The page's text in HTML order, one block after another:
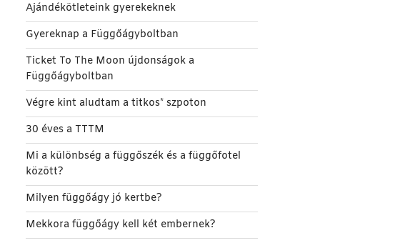
Ajándékötleteink gyerekeknek
Gyereknap a Függőágyboltban
Ticket To The Moon újdonságok a
Függőágyboltban
Végre kint aludtam a titkos* szpoton
30 éves a TTTM
Mi a különbség a függőszék és a függőfotel
között?
Milyen függőágy jó kertbe?
Mekkora függőágy kell két embernek?